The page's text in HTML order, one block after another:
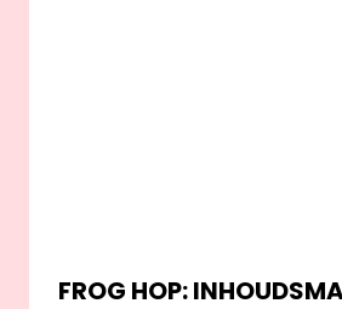
FROG HOP: